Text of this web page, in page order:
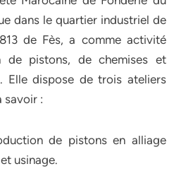
dans le quartier industriel de
de Fès, a comme activité
de pistons, de chemises et
Elle dispose de trois ateliers
savoir :
de pistons en alliage
usinage.